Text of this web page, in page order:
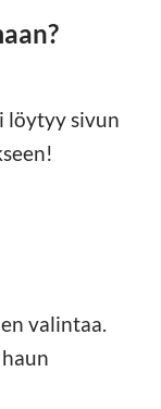
löytyy sivun
valintaa.